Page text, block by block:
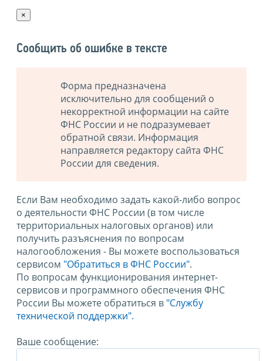
×
Сообщить об ошибке в тексте
Форма предназначена
исключительно для сообщений о
некорректной информации на сайте
ФНС России и не подразумевает
обратной связи. Информация
направляется редактору сайта ФНС
России для сведения.
Если Вам необходимо задать какой-либо вопрос
о деятельности ФНС России (в том числе
территориальных налоговых органов) или
получить разъяснения по вопросам
налогообложения - Вы можете воспользоваться
сервисом "Обратиться в ФНС России".
По вопросам функционирования интернет-
сервисов и программного обеспечения ФНС
России Вы можете обратиться в "Службу
технической поддержки".
Ваше сообщение: